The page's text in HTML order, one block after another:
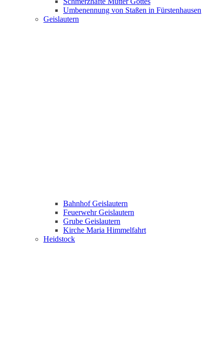
Umbenennung von Staßen in Fürstenhausen
Geislautern
Bahnhof Geislautern
Feuerwehr Geislautern
Grube Geislautern
Kirche Maria Himmelfahrt
Heidstock